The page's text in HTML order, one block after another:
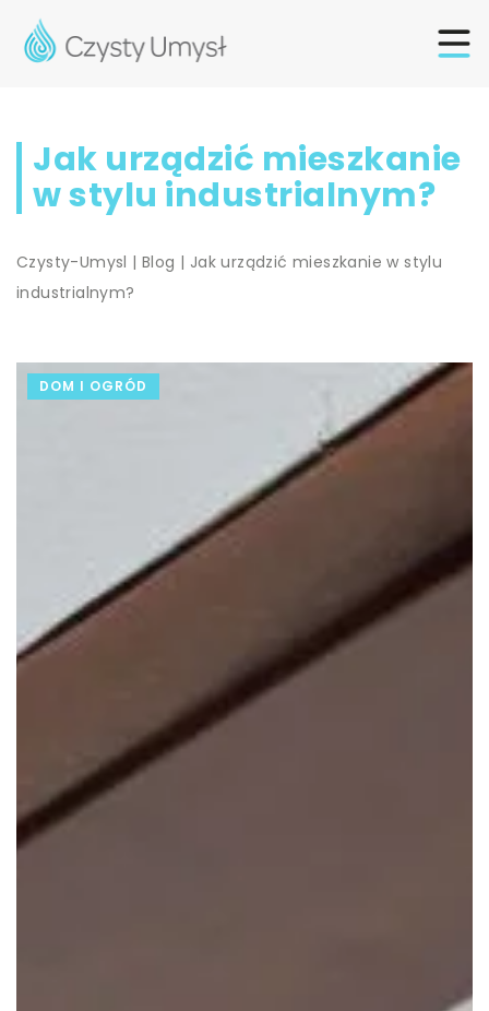
Jak urządzić mieszkanie
w stylu industrialnym?
Czysty-Umysl |Blog | Jak urządzić mieszkanie w stylu
industrialnym?
DOM I OGRÓD